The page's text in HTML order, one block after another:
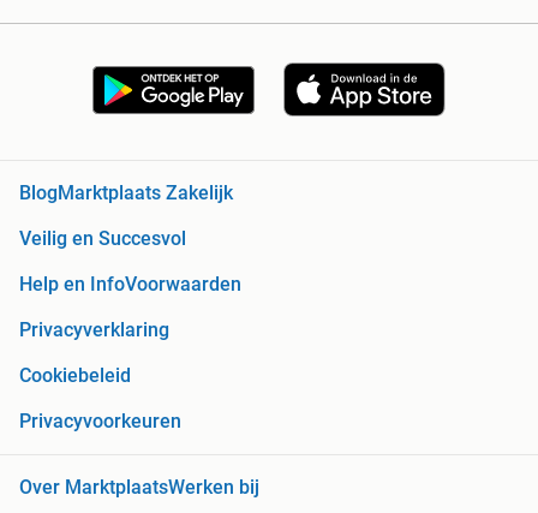
BlogMarktplaats Zakelijk
Veilig en Succesvol
Help en InfoVoorwaarden
Privacyverklaring
Cookiebeleid
Privacyvoorkeuren
Over MarktplaatsWerken bij